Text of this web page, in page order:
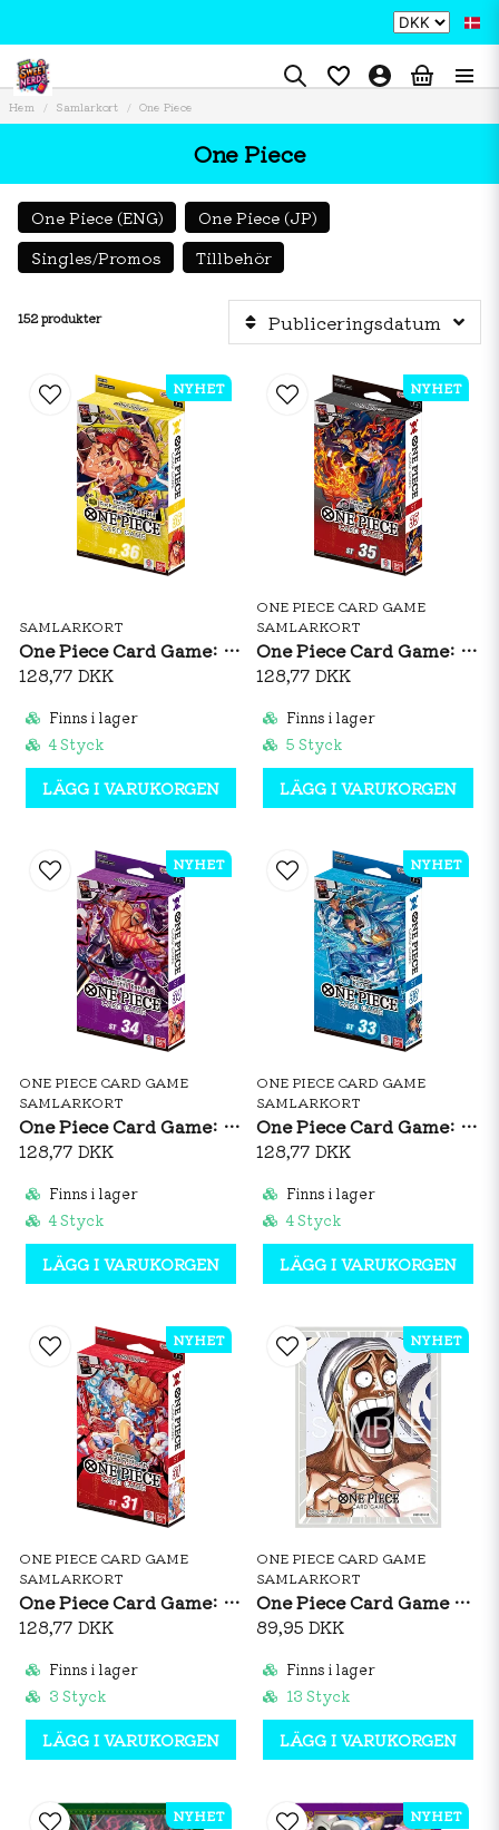
Hem Samlarkort One Piece
One Piece
One Piece (ENG)
One Piece (JP)
Singles/Promos
Tillbehör
152 produkter Publiceringsdatum
SAMLARKORT
One Piece Card Game: Starter Deck ST36 YELLOW Eustass Captain Kid (ENG)
128,77 DKK
Finns i lager
4 Styck
LÄGG I VARUKORGEN
NYHET
ONE PIECE CARD GAME
SAMLARKORT
One Piece Card Game: Starter Deck ST35 RED/BLACK Sabo (ENG)
128,77 DKK
Finns i lager
5 Styck
LÄGG I VARUKORGEN
NYHET
ONE PIECE CARD GAME
SAMLARKORT
One Piece Card Game: Starter Deck ST34 PURPLE Charlotte Katakuri (ENG)
128,77 DKK
Finns i lager
4 Styck
LÄGG I VARUKORGEN
NYHET
ONE PIECE CARD GAME
SAMLARKORT
One Piece Card Game: Starter Deck ST33 BLUE Kuzan (ENG)
128,77 DKK
Finns i lager
4 Styck
LÄGG I VARUKORGEN
NYHET
ONE PIECE CARD GAME
SAMLARKORT
One Piece Card Game: Starter Deck ST31 RED Monkey D. Luffy (ENG)
128,77 DKK
Finns i lager
3 Styck
LÄGG I VARUKORGEN
NYHET
ONE PIECE CARD GAME
SAMLARKORT
One Piece Card Game Official Sleeves: Enel Vol. 14
89,95 DKK
Finns i lager
13 Styck
LÄGG I VARUKORGEN
NYHET
NYHET NYHET